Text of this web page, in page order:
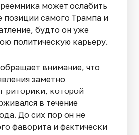
может ослабить
позиции самого Трампа и
будто он уже
политическую карьеру.
обращает внимание, что
заметно
риторики, которой
в течение
До сих пор он не
фаворита и фактически